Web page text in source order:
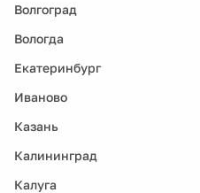
Волгоград
Вологда
Екатеринбург
Иваново
Казань
Калининград
Калуга